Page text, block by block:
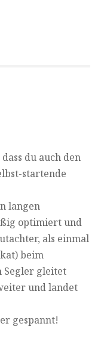
du auch den
startende
langen
optimiert und
als einmal
beim
Segler gleitet
und landet
gespannt!